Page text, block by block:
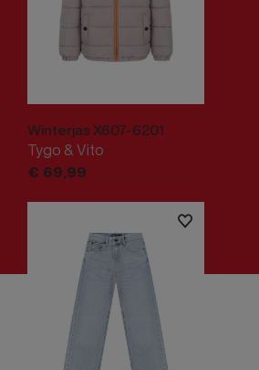
Winterjas X607-6201
Tygo & Vito
€ 69,99